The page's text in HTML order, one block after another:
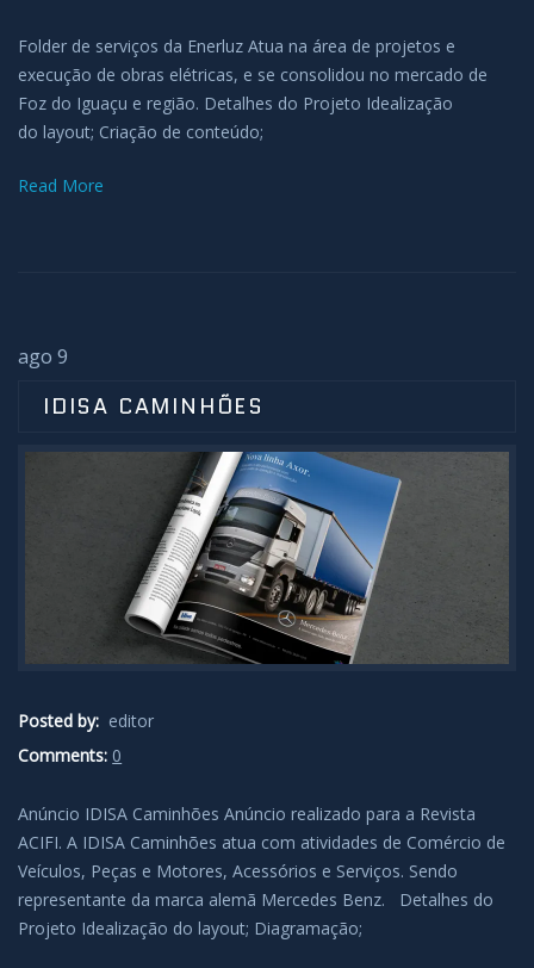
Folder de serviços da Enerluz Atua na área de projetos e
execução de obras elétricas, e se consolidou no mercado de
Foz do Iguaçu e região. Detalhes do Projeto Idealização
do layout; Criação de conteúdo;
Read More
ago 9
IDISA CAMINHÕES
Posted by: editor
Comments: 0
Anúncio IDISA Caminhões Anúncio realizado para a Revista
ACIFI. A IDISA Caminhões atua com atividades de Comércio de
Veículos, Peças e Motores, Acessórios e Serviços. Sendo
representante da marca alemã Mercedes Benz. Detalhes do
Projeto Idealização do layout; Diagramação;